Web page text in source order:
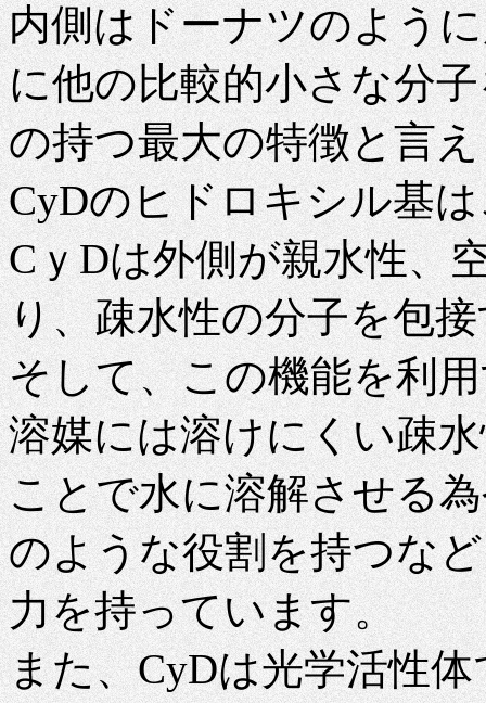
内側はドーナツのよう
に他の比較的小さな分
の持つ最大の特徴と言
CyDのヒドロキシル基
CｙDは外側が親水性、
り、疎水性の分子を包
そして、この機能を利
溶媒には溶けにくい疎
ことで水に溶解させる
のような役割を持つな
力を持っています。
また、CyDは光学活性